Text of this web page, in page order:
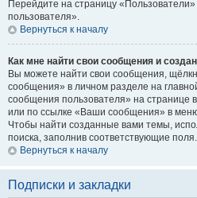
Перейдите на страницу
пользователя».
Вернуться к началу
Как мне найти свои сообщения и
Вы можете найти свои сообщения,
сообщения» в личном разделе на
сообщения пользователя» на
или по ссылке «Ваши сообщения» в
Чтобы найти созданные вами темы,
поиска, заполнив соответствующие поля.
Вернуться к началу
Подписки и закладки